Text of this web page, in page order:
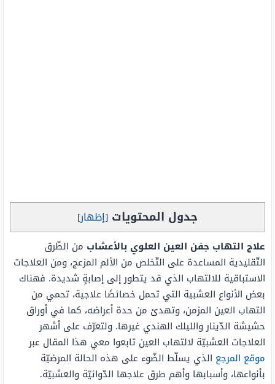
جدول المحتويات [إظهار]
علاج التهاب جفن العين العلوي بالأعشاب من الطّرق
التّقليدية المساعدة على التّخلص من الألم المزعج، ومن العلاجات
الاستباقية للالتهاب الذي قد يتطور إلى إصابةٍ شديدة. فهناك
بعض الأنواع العشبية التي تحمل خصائصًا علاجية، تحمي من
التهاب العين المزمن، وتهدئ من حدة أعراضه، كما في أوراق
حشيشة الدّينار والليلك الهندي غيرها. ولتعرّف على أشهر
العلاجات العشبيّة لالتهاب العين تابعوا معي هذا المقال عبر
موقع المرجع الذي يسلّط الضّوء على هذه الحالة المرضيّة
بأنواعها، وأسبابها وأهم طرق علاجها الدّوائيّة والعشبيّة.